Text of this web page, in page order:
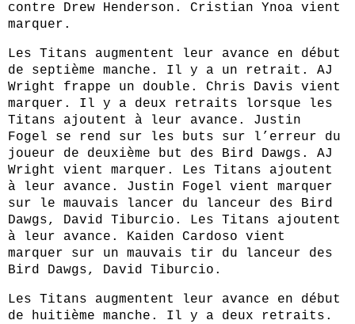
contre Drew Henderson. Cristian Ynoa vient
marquer.
Les Titans augmentent leur avance en début
de septième manche. Il y a un retrait. AJ
Wright frappe un double. Chris Davis vient
marquer. Il y a deux retraits lorsque les
Titans ajoutent à leur avance. Justin
Fogel se rend sur les buts sur l’erreur du
joueur de deuxième but des Bird Dawgs. AJ
Wright vient marquer. Les Titans ajoutent
à leur avance. Justin Fogel vient marquer
sur le mauvais lancer du lanceur des Bird
Dawgs, David Tiburcio. Les Titans ajoutent
à leur avance. Kaiden Cardoso vient
marquer sur un mauvais tir du lanceur des
Bird Dawgs, David Tiburcio.
Les Titans augmentent leur avance en début
de huitième manche. Il y a deux retraits.